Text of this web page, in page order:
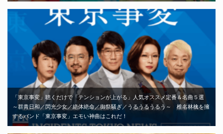
「東京事変」聴くだけで「テンションが上がる」人気オススメ定番＆名曲５選
～群青日和／閃光少女／絶体絶命／御祭騒ぎ／うるうるうるう～ 椎名林檎を擁
するバンド「東京事変」エモい神曲はこれだ！